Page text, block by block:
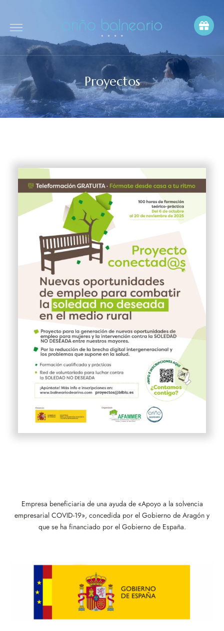
Proyectos
Empresa beneficiaria de una ayuda de «Apoyo a la solvencia
empresarial COVID-19», conce­dida por el Gobierno de Aragón y
que se ha financiado por el Gobierno de España.